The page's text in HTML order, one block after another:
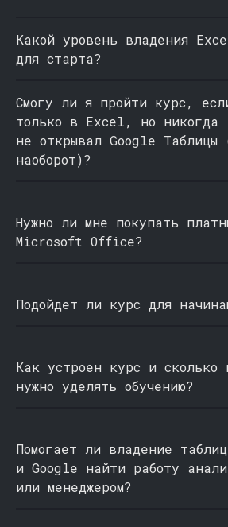
Какой уровень владения
для старта?
Смогу ли я пройти курс,
только в Excel, но никогда
не открывал Google Таблицы
наоборот)?
Нужно ли мне покупать
Microsoft Office?
Подойдет ли курс для
Как устроен курс и сколько
нужно уделять обучению?
Помогает ли владение
и Google найти работу
или менеджером?